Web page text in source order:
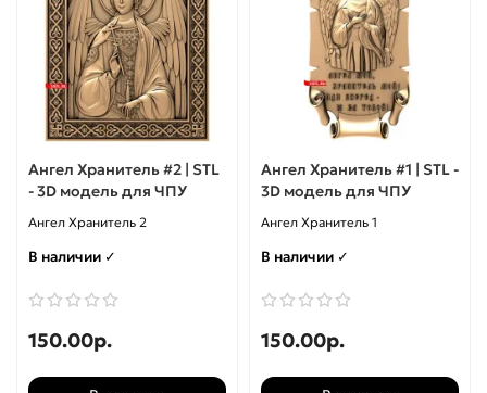
Декор
Декор угловой
Знаки Зодиака
Иконостасы
Иконы
Капители
Кресты
Монограммы
Панно
Слова
Топперы
Часы
Ангел Хранитель #2 | STL
- 3D модель для ЧПУ
Ангел Хранитель 2
В наличии ✓
150.00р.
Ангел Хранитель #1 | STL -
3D модель для ЧПУ
Ангел Хранитель 1
В наличии ✓
150.00р.